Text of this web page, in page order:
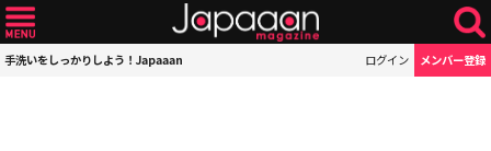
手洗いをしっかりしよう！Japaaan ログイン メンバー登録